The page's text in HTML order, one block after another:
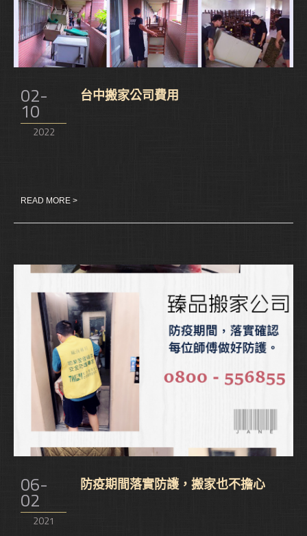
02-
10
2022
台中搬家公司費用
READ MORE >
06-
02
2021
防疫期間落實防護，搬家也不擔心